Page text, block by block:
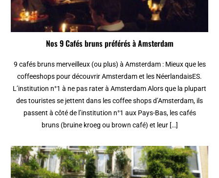
Nos 9 Cafés bruns préférés à Amsterdam
9 cafés bruns merveilleux (ou plus) à Amsterdam : Mieux que les
coffeeshops pour découvrir Amsterdam et les NéerlandaisES.
L’institution n°1 à ne pas rater à Amsterdam Alors que la plupart
des touristes se jettent dans les coffee shops d’Amsterdam, ils
passent à côté de l’institution n°1 aux Pays-Bas, les cafés
bruns (bruine kroeg ou brown café) et leur […]